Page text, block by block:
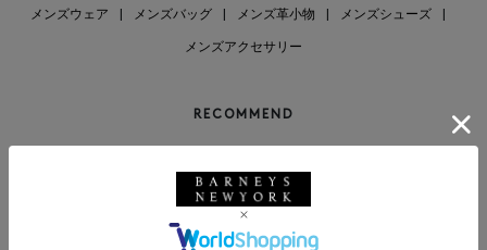
メンズウェア メンズバッグ メンズ革小物 メンズシューズ
メンズアクセサリー
RECOMMEND